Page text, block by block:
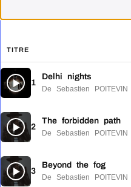
TITRE
1
Delhi nights
De Sebastien POITEVIN
2
The forbidden path
De Sebastien POITEVIN
3
Beyond the fog
De Sebastien POITEVIN